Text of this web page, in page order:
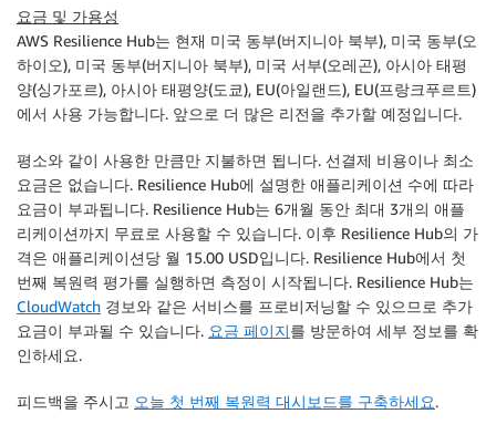
요금 및 가용성
AWS Resilience Hub는 현재 미국 동부(버지니아 북부), 미국 동부(오
하이오), 미국 동부(버지니아 북부), 미국 서부(오레곤), 아시아 태평
양(싱가포르), 아시아 태평양(도쿄), EU(아일랜드), EU(프랑크푸르트)
에서 사용 가능합니다. 앞으로 더 많은 리전을 추가할 예정입니다.
평소와 같이 사용한 만큼만 지불하면 됩니다. 선결제 비용이나 최소
요금은 없습니다. Resilience Hub에 설명한 애플리케이션 수에 따라
요금이 부과됩니다. Resilience Hub는 6개월 동안 최대 3개의 애플
리케이션까지 무료로 사용할 수 있습니다. 이후 Resilience Hub의 가
격은 애플리케이션당 월 15.00 USD입니다. Resilience Hub에서 첫
번째 복원력 평가를 실행하면 측정이 시작됩니다. Resilience Hub는
CloudWatch 경보와 같은 서비스를 프로비저닝할 수 있으므로 추가
요금이 부과될 수 있습니다. 요금 페이지를 방문하여 세부 정보를 확
인하세요.
피드백을 주시고 오늘 첫 번째 복원력 대시보드를 구축하세요.